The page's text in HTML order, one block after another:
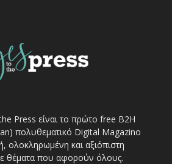
Press είναι το πρώτο free Β2Η
πολυθεματικό Digital Magazino
ολοκληρωμένη και αξιόπιστη
θέματα που αφορούν όλους.